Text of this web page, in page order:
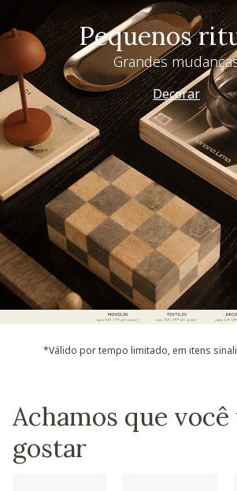
Especial Dia
Westwing +
Vem ver
*Válido por tempo limitado, em itens
Achamos que você
gostar